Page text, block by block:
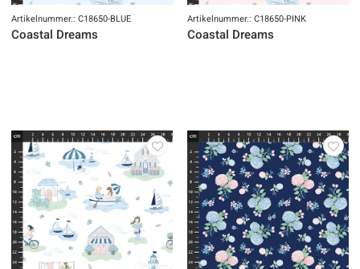
Artikelnummer.: C18650-BLUE
Coastal Dreams
Artikelnummer.: C18650-PINK
Coastal Dreams